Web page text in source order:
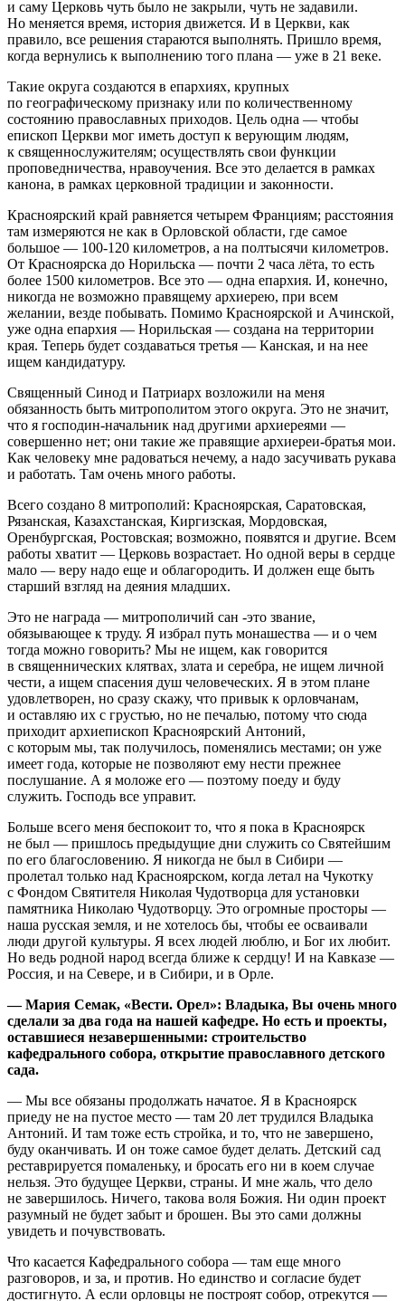
и саму Церковь чуть было не закрыли, чуть не задавили.
Но меняется время, история движется. И в Церкви, как
правило, все решения стараются выполнять. Пришло время,
когда вернулись к выполнению того плана — уже в 21 веке.
Такие округа создаются в епархиях, крупных
по географическому признаку или по количественному
состоянию православных приходов. Цель одна — чтобы
епископ Церкви мог иметь доступ к верующим людям,
к священнослужителям; осуществлять свои функции
проповедничества, нравоучения. Все это делается в рамках
канона, в рамках церковной традиции и законности.
Красноярский край равняется четырем Франциям; расстояния
там измеряются не как в Орловской области, где самое
большое — 100-120 километров, а на полтысячи километров.
От Красноярска до Норильска — почти 2 часа лёта, то есть
более 1500 километров. Все это — одна епархия. И, конечно,
никогда не возможно правящему архиерею, при всем
желании, везде побывать. Помимо Красноярской и Ачинской,
уже одна епархия — Норильская — создана на территории
края. Теперь будет создаваться третья — Канская, и на нее
ищем кандидатуру.
Священный Синод и Патриарх возложили на меня
обязанность быть митрополитом этого округа. Это не значит,
что я господин-начальник над другими архиереями —
совершенно нет; они такие же правящие архиереи-братья мои.
Как человеку мне радоваться нечему, а надо засучивать рукава
и работать. Там очень много работы.
Всего создано 8 митрополий: Красноярская, Саратовская,
Рязанская, Казахстанская, Киргизская, Мордовская,
Оренбургская, Ростовская; возможно, появятся и другие. Всем
работы хватит — Церковь возрастает. Но одной веры в сердце
мало — веру надо еще и облагородить. И должен еще быть
старший взгляд на деяния младших.
Это не награда — митрополичий сан -это звание,
обязывающее к труду. Я избрал путь монашества — и о чем
тогда можно говорить? Мы не ищем, как говорится
в священнических клятвах, злата и серебра, не ищем личной
чести, а ищем спасения душ человеческих. Я в этом плане
удовлетворен, но сразу скажу, что привык к орловчанам,
и оставляю их с грустью, но не печалью, потому что сюда
приходит архиепископ Красноярский Антоний,
с которым мы, так получилось, поменялись местами; он уже
имеет года, которые не позволяют ему нести прежнее
послушание. А я моложе его — поэтому поеду и буду
служить. Господь все управит.
Больше всего меня беспокоит то, что я пока в Красноярск
не был — пришлось предыдущие дни служить со Святейшим
по его благословению. Я никогда не был в Сибири —
пролетал только над Красноярском, когда летал на Чукотку
с Фондом Святителя Николая Чудотворца для установки
памятника Николаю Чудотворцу. Это огромные просторы —
наша русская земля, и не хотелось бы, чтобы ее осваивали
люди другой культуры. Я всех людей люблю, и Бог их любит.
Но ведь родной народ всегда ближе к сердцу! И на Кавказе —
Россия, и на Севере, и в Сибири, и в Орле.
— Мария Семак, «Вести. Орел»: Владыка, Вы очень много
сделали за два года на нашей кафедре. Но есть и проекты,
оставшиеся незавершенными: строительство
кафедрального собора, открытие православного детского
сада.
— Мы все обязаны продолжать начатое. Я в Красноярск
приеду не на пустое место — там 20 лет трудился Владыка
Антоний. И там тоже есть стройка, и то, что не завершено,
буду оканчивать. И он тоже самое будет делать. Детский сад
реставрируется помаленьку, и бросать его ни в коем случае
нельзя. Это будущее Церкви, страны. И мне жаль, что дело
не завершилось. Ничего, такова воля Божия. Ни один проект
разумный не будет забыт и брошен. Вы это сами должны
увидеть и почувствовать.
Что касается Кафедрального собора — там еще много
разговоров, и за, и против. Но единство и согласие будет
достигнуто. А если орловцы не построят собор, отрекутся —